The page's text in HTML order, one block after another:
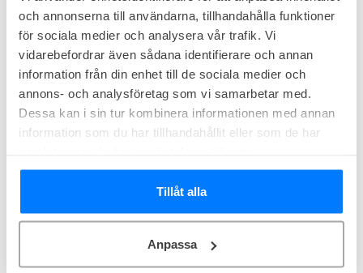
och annonserna till användarna, tillhandahålla funktioner
för sociala medier och analysera vår trafik. Vi
vidarebefordrar även sådana identifierare och annan
information från din enhet till de sociala medier och
annons- och analysföretag som vi samarbetar med.
Dessa kan i sin tur kombinera informationen med annan
information som du har tillhandahållit eller som de har
Tillåt alla
Anpassa
22lediga kontor just nu
Kontor från3 000kr/person/mån
SFL 7 av Setune Fastigheter: Uppsala's exklusiva kontorshotell,
SFL 7, kombinerar innovativ design med funktionella
gemenskapsfokus skapar en unik och produktiv arbetsmiljö.